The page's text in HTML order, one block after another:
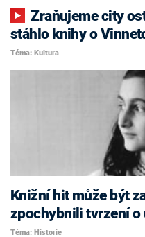
Zraňujeme city ostatních. Nakladatelství
stáhlo knihy o
Téma: Kultura
Knižní hit může být
zpochybnili tvrzení o
Téma: Historie